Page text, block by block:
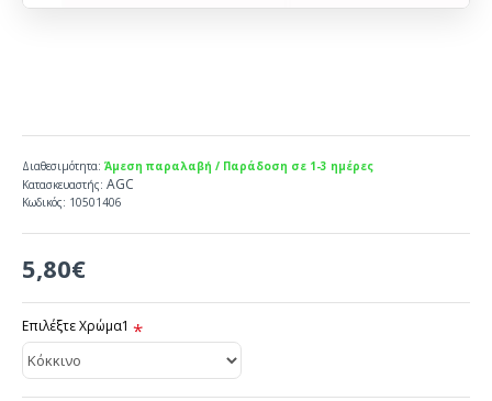
5,80€
Διαθεσιμότητα: Άμεση παραλαβή / Παράδοση σε 1-3 ημέρες
Κατασκευαστής: AGC
Κωδικός: 10501406
Επιλέξτε Χρώμα1